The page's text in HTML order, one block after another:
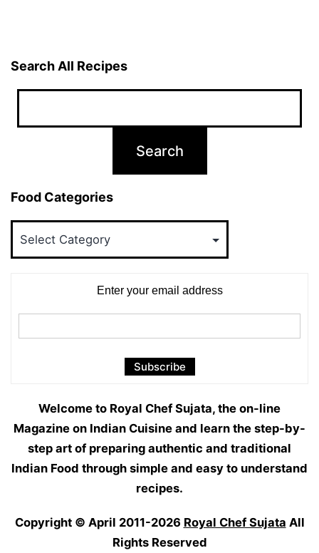
Search All Recipes
Food Categories
Enter your email address
Welcome to Royal Chef Sujata, the on-line
Magazine on Indian Cuisine and learn the step-by-
step art of preparing authentic and traditional
Indian Food through simple and easy to understand
recipes.
Copyright © April 2011-2026 Royal Chef Sujata All
Rights Reserved